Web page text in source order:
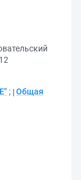
; Общая